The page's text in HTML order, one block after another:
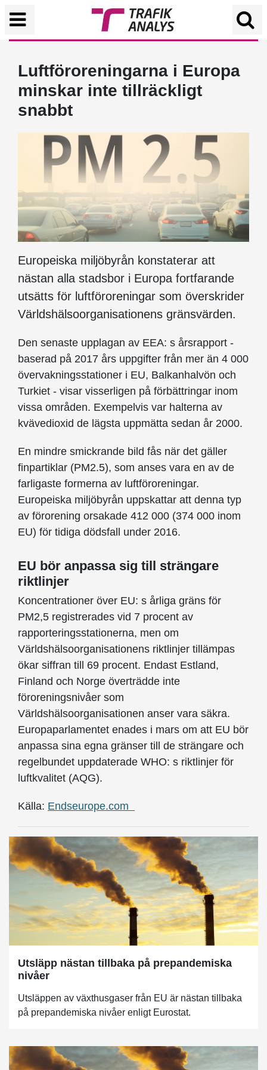
Luftföroreningarna i Europa
minskar inte tillräckligt
snabbt
Europeiska miljöbyrån konstaterar att
nästan alla stadsbor i Europa fortfarande
utsätts för luftföroreningar som överskrider
Världshälsoorganisationens gränsvärden.
Den senaste upplagan av EEA: s årsrapport -
baserad på 2017 års uppgifter från mer än 4 000
övervakningsstationer i EU, Balkanhalvön och
Turkiet - visar visserligen på förbättringar inom
vissa områden. Exempelvis var halterna av
kvävedioxid de lägsta uppmätta sedan år 2000.
En mindre smickrande bild fås när det gäller
finpartiklar (PM2.5), som anses vara en av de
farligaste formerna av luftföroreningar.
Europeiska miljöbyrån uppskattar att denna typ
av förorening orsakade 412 000 (374 000 inom
EU) för tidiga dödsfall under 2016.
EU bör anpassa sig till strängare
riktlinjer
Koncentrationer över EU: s årliga gräns för
PM2,5 registrerades vid 7 procent av
rapporteringsstationerna, men om
Världshälsoorganisationens riktlinjer tillämpas
ökar siffran till 69 procent. Endast Estland,
Finland och Norge överträdde inte
föroreningsnivåer som
Världshälsoorganisationen anser vara säkra.
Europaparlamentet enades i mars om att EU bör
anpassa sina egna gränser till de strängare och
regelbundet uppdaterade WHO: s riktlinjer för
luftkvalitet (AQG).
Källa: Endseurope.com
Utsläpp nästan tillbaka på prepandemiska
nivåer
Utsläppen av växthusgaser från EU är nästan tillbaka
på prepandemiska nivåer enligt Eurostat.